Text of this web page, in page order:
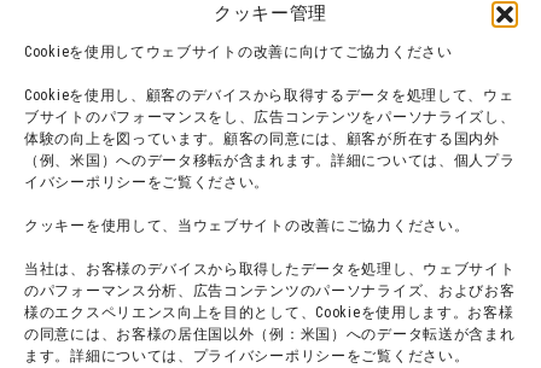
クッキー管理
Cookieを使用してウェブサイトの改善に向けてご協力ください
Cookieを使用し、顧客のデバイスから取得するデータを処理して、ウェ
ブサイトのパフォーマンスをし、広告コンテンツをパーソナライズし、
体験の向上を図っています。顧客の同意には、顧客が所在する国内外
（例、米国）へのデータ移転が含まれます。詳細については、個人プラ
イバシーポリシーをご覧ください。
クッキーを使用して、当ウェブサイトの改善にご協力ください。
当社は、お客様のデバイスから取得したデータを処理し、ウェブサイト
のパフォーマンス分析、広告コンテンツのパーソナライズ、およびお客
様のエクスペリエンス向上を目的として、Cookieを使用します。お客様
の同意には、お客様の居住国以外（例：米国）へのデータ転送が含まれ
ます。詳細については、プライバシーポリシーをご覧ください。
チームビルディング計画
よくある質問・
利用規約
プライバシーポリシー
プレスリリース
SNS
法令に基づく表記
会社概要
スタッフ募集